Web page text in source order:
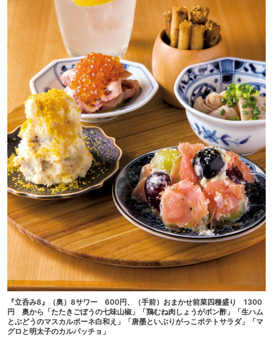
『立呑み8』（奥）8サワー 600円、（手前）おまかせ前菜四種盛り 1300
円 奥から「たたきごぼうの七味山椒」「鶏むね肉しょうがポン酢」「生ハム
とぶどうのマスカルポーネ白和え」「唐墨といぶりがっこポテトサラダ」「マ
グロと明太子のカルパッチョ」